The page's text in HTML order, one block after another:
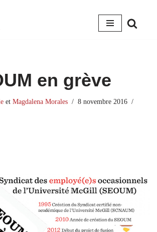
en grève
et Magdalena Morales
8 novembre 2016